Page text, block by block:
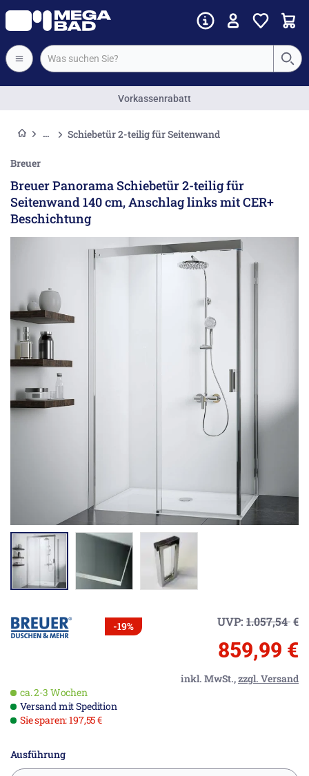
Vorkassenrabatt
Schiebetür 2-teilig für Seitenwand
Breuer
Breuer Panorama Schiebetür 2-teilig für
Seitenwand 140 cm, Anschlag links mit CER+
Beschichtung
-19% UVP: 1.057,54€
859,99 €
inkl. MwSt.,zzgl. Versand
ca. 2-3 Wochen
Versand mit Spedition
Sie sparen: 197,55 €
Ausführung